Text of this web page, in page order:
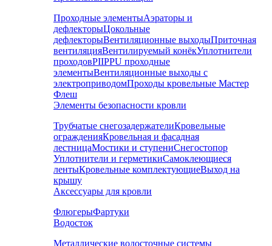
Проходные элементыАэраторы и
дефлекторыЦокольные
дефлекторыВентиляционные выходыПриточная
вентиляцияВентилируемый конёкУплотнители
проходовPIIPPU проходные
элементыВентиляционные выходы с
электроприводомПроходы кровельные Мастер
Флеш
Элементы безопасности кровли
Трубчатые снегозадержателиКровельные
огражденияКровельная и фасадная
лестницаМостики и ступениСнегостопор
Уплотнители и герметикиСамоклеющиеся
лентыКровельные комплектующиеВыход на
крышу
Аксессуары для кровли
ФлюгерыФартуки
Водосток
Металлические водосточные системы